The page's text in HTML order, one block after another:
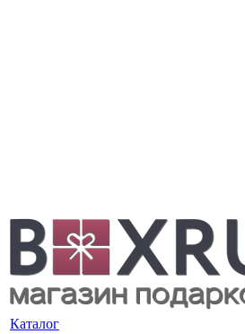
Каталог